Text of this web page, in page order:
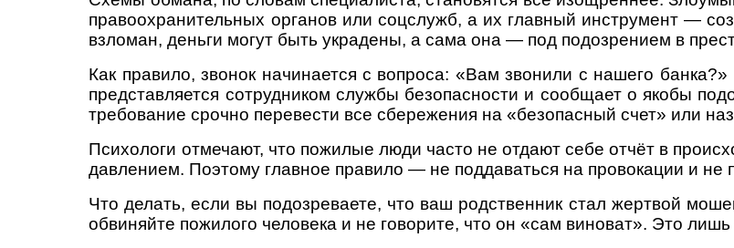
правоохранительных органов или соцслужб, а их главный инструмент —
взломан, деньги могут быть украдены, а сама она — под подозрением в
Как правило, звонок начинается с вопроса: «Вам звонили с нашего
представляется сотрудником службы безопасности и сообщает о якобы
требование срочно перевести все сбережения на «безопасный счет» или
Психологи отмечают, что пожилые люди часто не отдают себе отчёт в
давлением. Поэтому главное правило — не поддаваться на провокации и
Что делать, если вы подозреваете, что ваш родственник стал жертвой
обвиняйте пожилого человека и не говорите, что он «сам виноват». Это